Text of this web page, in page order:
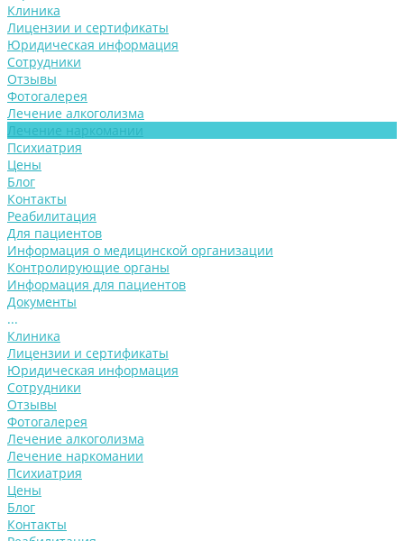
Клиника
Лицензии и сертификаты
Юридическая информация
Сотрудники
Отзывы
Фотогалерея
Лечение алкоголизма
Лечение наркомании
Психиатрия
Цены
Блог
Контакты
Реабилитация
Для пациентов
Информация о медицинской организации
Контролирующие органы
Информация для пациентов
Документы
...
Клиника
Лицензии и сертификаты
Юридическая информация
Сотрудники
Отзывы
Фотогалерея
Лечение алкоголизма
Лечение наркомании
Психиатрия
Цены
Блог
Контакты